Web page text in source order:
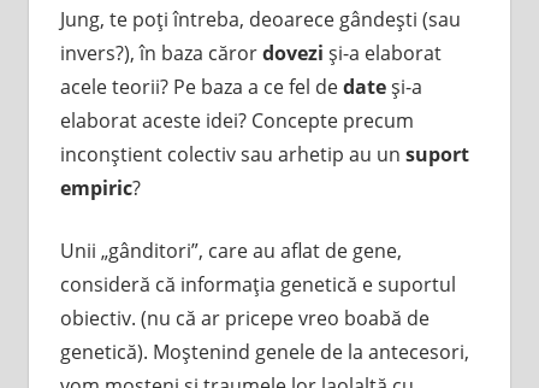
Jung, te poţi întreba, deoarece gândeşti (sau
invers?), în baza cărordovezi şi-a elaborat
acele teorii? Pe baza a ce fel dedateşi-a
elaborat aceste idei? Concepte precum
inconştient colectiv sau arhetip au un suport
empiric?
Unii „gânditori”, care au aflat de gene,
consideră că informaţia genetică e suportul
obiectiv. (nu că ar pricepe vreo boabă de
genetică). Moştenind genele de la antecesori,